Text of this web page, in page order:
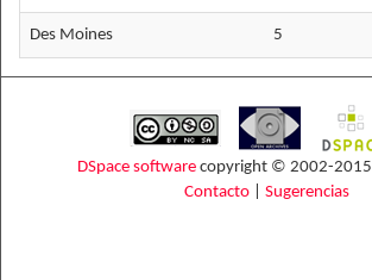
Des Moines 5
DSpace software copyright © 2002-2015
Contacto| Sugerencias